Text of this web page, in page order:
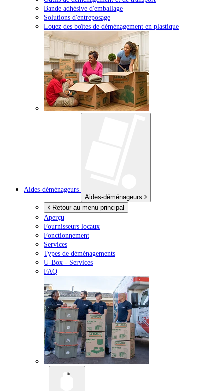
Bande adhésive d'emballage
Solutions d'entreposage
Louez des boîtes de déménagement en plastique
Aides-déménageurs
Aides-déménageurs
Retour au menu principal
Aperçu
Fournisseurs locaux
Fonctionnement
Services
Types de déménagements
U-Box - Services
FAQ